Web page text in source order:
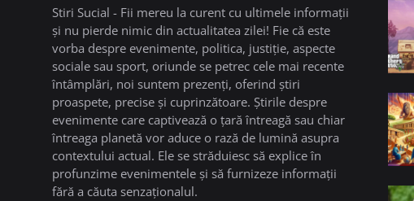
Stiri Sucial - Fii mereu la curent cu ultimele informații
și nu pierde nimic din actualitatea zilei! Fie că este
vorba despre evenimente, politica, justiție, aspecte
sociale sau sport, oriunde se petrec cele mai recente
întâmplări, noi suntem prezenți, oferind știri
proaspete, precise și cuprinzătoare. Știrile despre
evenimente care captivează o țară întreagă sau chiar
întreaga planetă vor aduce o rază de lumină asupra
contextului actual. Ele se străduiesc să explice în
profunzime evenimentele și să furnizeze informații
fără a căuta senzaționalul.